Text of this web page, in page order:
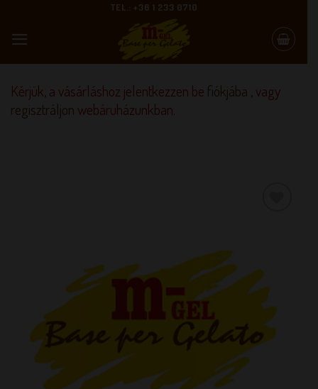
content
TEL.: +36 1 233 0710
Kérjük, a vásárláshoz jelentkezzen be fiókjába , vagy
regisztráljon webáruházunkban.